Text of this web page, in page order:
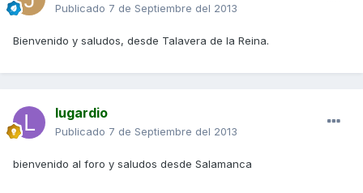
Publicado 7 de Septiembre del 2013
Bienvenido y saludos, desde Talavera de la Reina.
lugardio
Publicado 7 de Septiembre del 2013
bienvenido al foro y saludos desde Salamanca